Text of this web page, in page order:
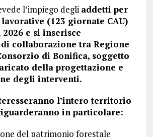
l’impiego degli addetti per
(123 giornate CAU)
e si inserisce
collaborazione tra Regione
di Bonifica, soggetto
della progettazione e
degli interventi.
l’intero territorio
in particolare:
del patrimonio forestale